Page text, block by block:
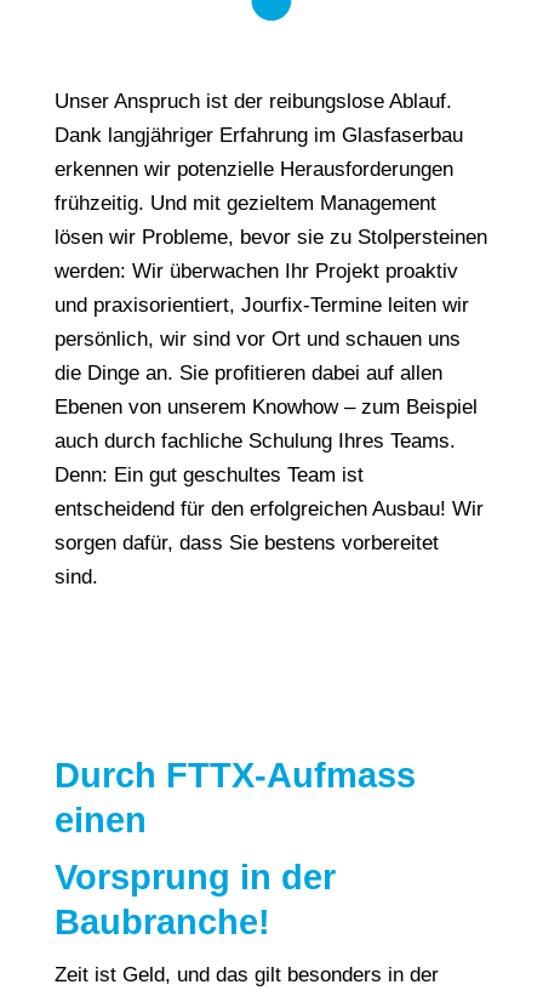
Unser Anspruch ist der reibungslose Ablauf.
Dank langjähriger Erfahrung im Glasfaserbau
erkennen wir potenzielle Herausforderungen
frühzeitig. Und mit gezieltem Management
lösen wir Probleme, bevor sie zu Stolpersteinen
werden: Wir überwachen Ihr Projekt proaktiv
und praxisorientiert, Jourfix-Termine leiten wir
persönlich, wir sind vor Ort und schauen uns
die Dinge an. Sie profitieren dabei auf allen
Ebenen von unserem Knowhow – zum Beispiel
auch durch fachliche Schulung Ihres Teams.
Denn: Ein gut geschultes Team ist
entscheidend für den erfolgreichen Ausbau! Wir
sorgen dafür, dass Sie bestens vorbereitet
sind.
Durch FTTX-Aufmass
einen
Vorsprung in der
Baubranche!
Zeit ist Geld, und das gilt besonders in der